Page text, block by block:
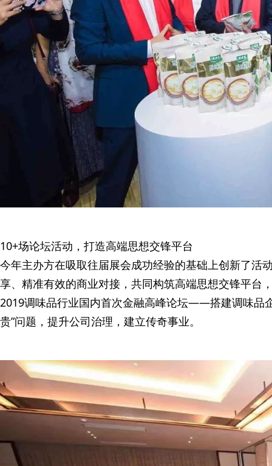
10+场论坛活动，打造高端思想交锋平台
今年主办方在吸取往届展会成功经验的基础上创新了活
享、精准有效的商业对接，共同构筑高端思想交锋平台
2019调味品行业国内首次金融高峰论坛——搭建调味品
贵”问题，提升公司治理，建立传奇事业。